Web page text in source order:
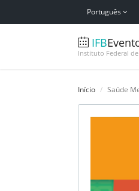
Português
IFB
Instituto Federal
Início Saúde